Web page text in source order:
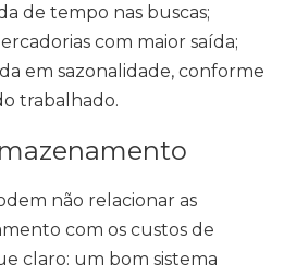
de tempo nas buscas;
com maior saída;
em sazonalidade, conforme
trabalhado.
não relacionar as
com os custos de
claro: um bom sistema